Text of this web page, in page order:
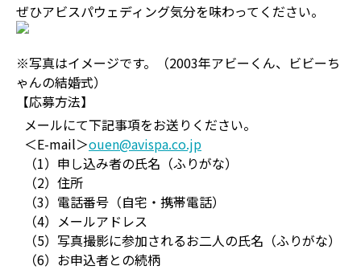
ぜひアビスパウェディング気分を味わってください。
※写真はイメージです。（2003年アビーくん、ビビーち
ゃんの結婚式）
【応募方法】
メールにて下記事項をお送りください。
＜E-mail＞ouen@avispa.co.jp
（1）申し込み者の氏名（ふりがな）
（2）住所
（3）電話番号（自宅・携帯電話）
（4）メールアドレス
（5）写真撮影に参加されるお二人の氏名（ふりがな）
（6）お申込者との続柄